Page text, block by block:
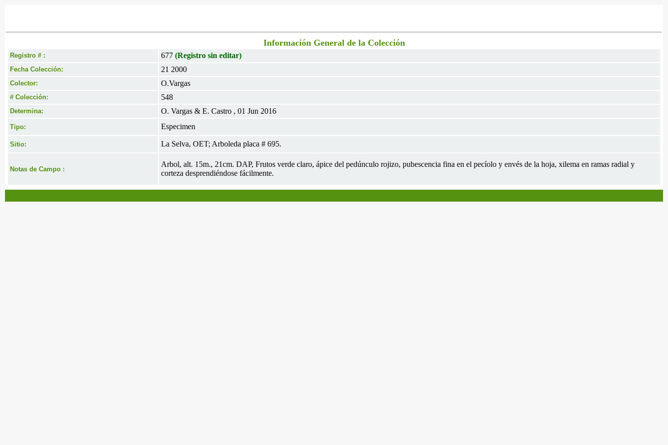
Información General de la Colección
Registro # : 677 (Registro sin editar)
Fecha Colección: 21 2000
Colector: O.Vargas
# Colección: 548
Determina: O. Vargas & E. Castro , 01 Jun 2016
Tipo: Especimen
Sitio: La Selva, OET; Arboleda placa # 695.
Notas de Campo :
Arbol, alt. 15m., 21cm. DAP, Frutos verde claro, ápice del pedúnculo rojizo, pubescencia fina en el pecíolo y envés de la hoja, xilema en ramas radial y
corteza desprendiéndose fácilmente.